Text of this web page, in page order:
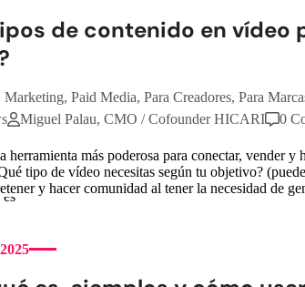
de contenido en vídeo
Marketing, Paid Media, Para Creadores, Para
Miguel Palau, CMO / Cofounder HICARI 0
herramienta más poderosa para conectar, vender
tipo de vídeo necesitas según tu objetivo?
y hacer comunidad al tener la necesidad de